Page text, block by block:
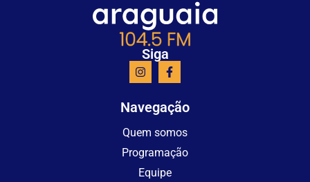
Siga
Navegação
Quem somos
Programação
Equipe